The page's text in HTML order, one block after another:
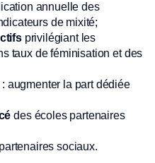
annuelle des
de mixité;
privilégiant les
taux de féminisation et des
: augmenter la part dédiée
des écoles partenaires
sociaux.